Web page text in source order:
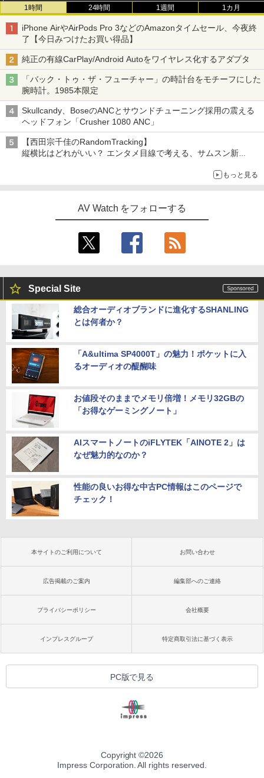
1時間 24時間 1週間 1カ月
iPhone AirやAirPods Pro 3などのAmazonタイムセール、今夜終
了【今日みつけたお買い得品】
純正の有線CarPlay/Android Autoをワイヤレス化するアダプタ
「バック・トゥ・ザ・フューチャー」の時計台をモチーフにした
腕時計。1985本限定
Skullcandy、BoseのANCとサウンドチューニング採用の震える
ヘッドフォン「Crusher 1080 ANC」
【西田宗千佳のRandomTracking】
縦横比はどれがいい？ エンタメ目線で考える、サムスン新
もっと見る
AV Watch をフォローする
Special Site
総合オーディオブランドに進化するSHANLING
とは何者か？
「A&ultima SP4000T」の魅力！ポケットに入
るオーディオの醍醐味
お値段そのままでメモリ倍増！メモリ32GBの
「お得なゲーミングノート」
AIスマートノートのiFLYTEK「AINOTE 2」は
なぜ魅力的なのか？
性能の良いお得な中古PC情報はこのページで
チェック！
本サイトのご利用について お問い合わせ
広告掲載のご案内 編集部へのご連絡
プライバシーポリシー 会社概要
インプレスグループ 特定商取引法に基づく表示
PC版で見る
Copyright ©2026
Impress Corporation. All rights reserved.